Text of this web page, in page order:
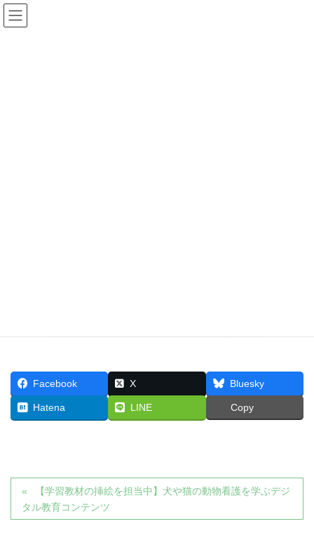
Facebook X Bluesky
Hatena LINE Copy
【学習教材の挿絵を担当中】犬や猫の動物看護を学ぶデジ
タル教育コンテンツ